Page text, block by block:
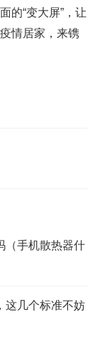
的“变大屏”，让
情居家，来镌
（手机散热器什
这几个标准不妨